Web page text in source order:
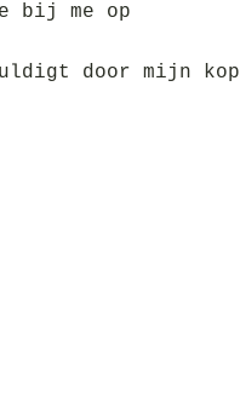
bij me op
door mijn kop